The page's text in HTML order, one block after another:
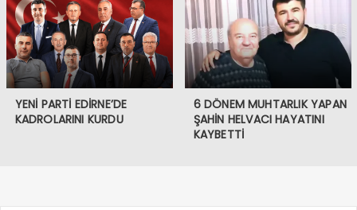
YENİ PARTİ EDİRNE’DE
KADROLARINI KURDU
6 DÖNEM MUHTARLIK YAPAN
ŞAHİN HELVACI HAYATINI
KAYBETTİ